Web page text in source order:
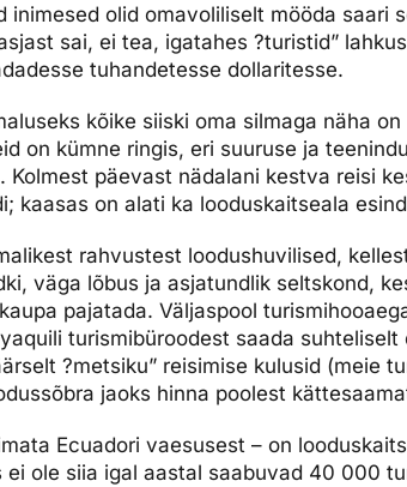
inimesed olid omavoliliselt mööda saari
sai, ei tea, igatahes ?turistid”
tuhandetesse dollaritesse.
kõike siiski oma silmaga näha
on kümne ringis, eri suuruse ja
Kolmest päevast nädalani kestva reisi
kaasas on alati ka looduskaitseala
rahvustest loodushuvilised,
väga lõbus ja asjatundlik seltskond,
pajatada. Väljaspool
turismibüroodest saada
?metsiku” reisimise kulusid (meie
jaoks hinna poolest
Ecuadori vaesusest – on
ei ole siia igal aastal saabuvad 40 000